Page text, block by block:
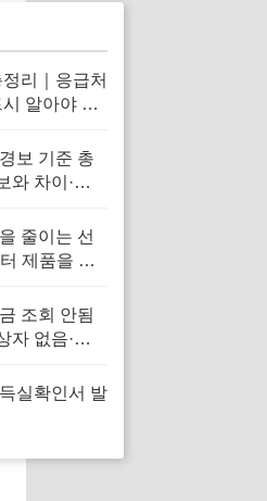
리｜응급처
알아야 할
보 기준 총
와 차이·행
줄이는 선
제품을 확
조회 안됨
자 없음·신
실확인서 발